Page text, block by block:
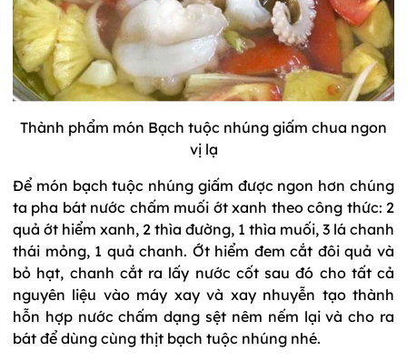
Thành phẩm món Bạch tuộc nhúng giấm chua ngon
vị lạ
Để món bạch tuộc nhúng giấm được ngon hơn chúng
ta pha bát nước chấm muối ớt xanh theo công thức: 2
quả ớt hiểm xanh, 2 thìa đường, 1 thìa muối, 3 lá chanh
thái mỏng, 1 quả chanh. Ớt hiểm đem cắt đôi quả và
bỏ hạt, chanh cắt ra lấy nước cốt sau đó cho tất cả
nguyên liệu vào máy xay và xay nhuyễn tạo thành
hỗn hợp nước chấm dạng sệt nêm nếm lại và cho ra
bát để dùng cùng thịt bạch tuộc nhúng nhé.